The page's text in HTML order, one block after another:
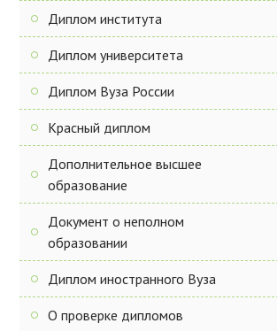
Диплом института
Диплом университета
Диплом Вуза России
Красный диплом
Дополнительное высшее
образование
Документ о неполном
образовании
Диплом иностранного Вуза
О проверке дипломов